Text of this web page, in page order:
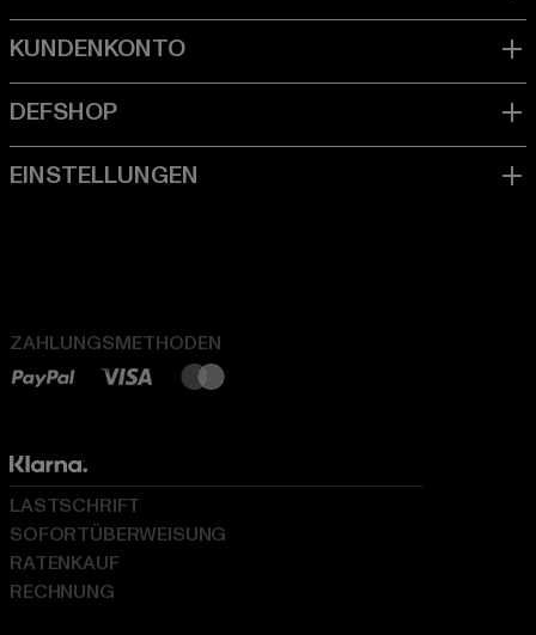
ZAHLUNGSMETHODEN
LASTSCHRIFT
SOFORTÜBERWEISUNG
RATENKAUF
RECHNUNG